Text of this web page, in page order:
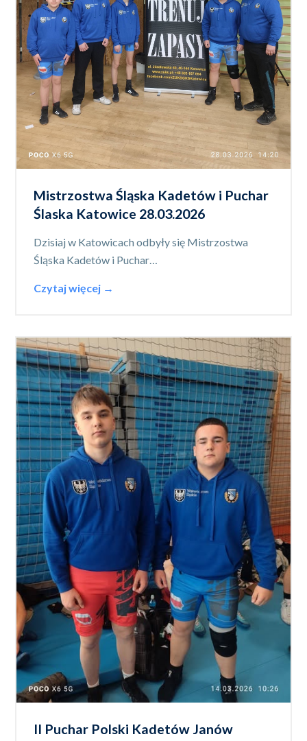
Mistrzostwa Śląska Kadetów i Puchar
Ślaska Katowice 28.03.2026
Dzisiaj w Katowicach odbyły się Mistrzostwa
Śląska Kadetów i Puchar…
Czytaj więcej →
II Puchar Polski Kadetów Janów